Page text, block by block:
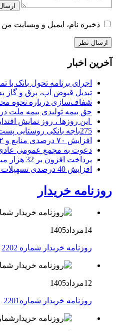
ذخیره نام، ایمیل و وبسایت
آخرین اخبار
اجرای برنامه تحول بانک با
تبدیل قبوض آب، برق و گاز
شفاف‌سازی درباره نحوه
حق بیمه تولیدی بیمه ملت در چهار
این روزها ، روز نمایش
275باجه بانکی روستایی پست بانک ایران منابع خود را به بیش از ۱۰۰ میلیارد ریال افزایش دادند
افزایش ۷۰ درصدی منابع و ۱۳۲ درصدی ضمانت‌نامه‌های ریالی صادره پست بانک ایران در چهارماهه اول سال 1405
دعوت به مجمع عمومی عادی
پرداخت افزون بر 32 هزار میلیارد ریال تسهیلات قرض الحسنه ازدواج و فرزندآوری توسط بانک کشاورزی
افزایش 40 درصدی تسهیلات بانک توسعه صادرات ایران برای بخش های تولید، صادرات و دانش بنیان ها
روزنامه خریدار
14مرداد1405
روزنامه خریدار شماره 2202
12مرداد1405
روزنامه خریدار شماره2201